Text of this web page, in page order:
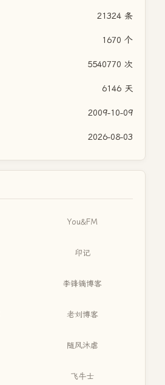
21324 条
1670 个
5540770 次
6146 天
2009-10-09
2026-08-03
You&FM
印记
李锋镝博客
老刘博客
随风沐虐
飞牛士